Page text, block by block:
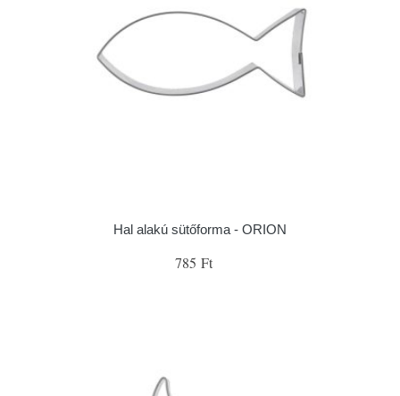
Hal alakú sütőforma - ORION
785 Ft